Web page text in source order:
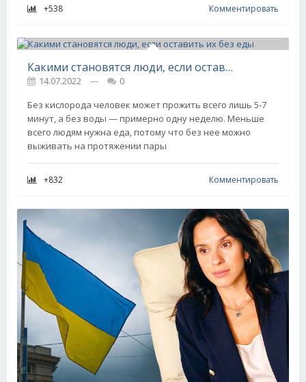
+538 Комментировать
Какими становятся люди, если оставить их без еды
14.07.2022 ---
0
Без кислорода человек может прожить всего лишь 5-7
минут, а без воды — примерно одну неделю. Меньше
всего людям нужна еда, потому что без нее можно
выживать на протяжении пары
+832 Комментировать